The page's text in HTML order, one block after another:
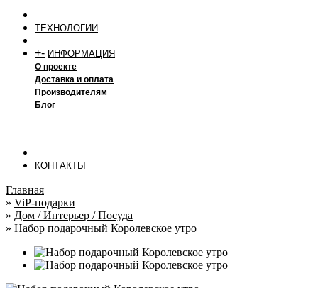
ТЕХНОЛОГИИ
+- ИНФОРМАЦИЯ
О проекте
Доставка и оплата
Производителям
Блог
КОНТАКТЫ
Главная
» ViP-подарки
» Дом / Интерьер / Посуда
» Набор подарочный Королевское утро